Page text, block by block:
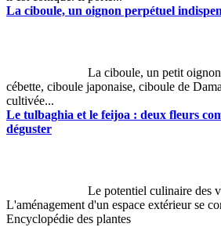
La ciboule, un oignon perpétuel
La ciboule, un petit
cébette, ciboule japonaise, ciboule de
cultivée...
Le tulbaghia et le feijoa : deux fleurs
déguster
Le potentiel culinaire des
L'aménagement d'un espace extérieur se
Encyclopédie des plantes